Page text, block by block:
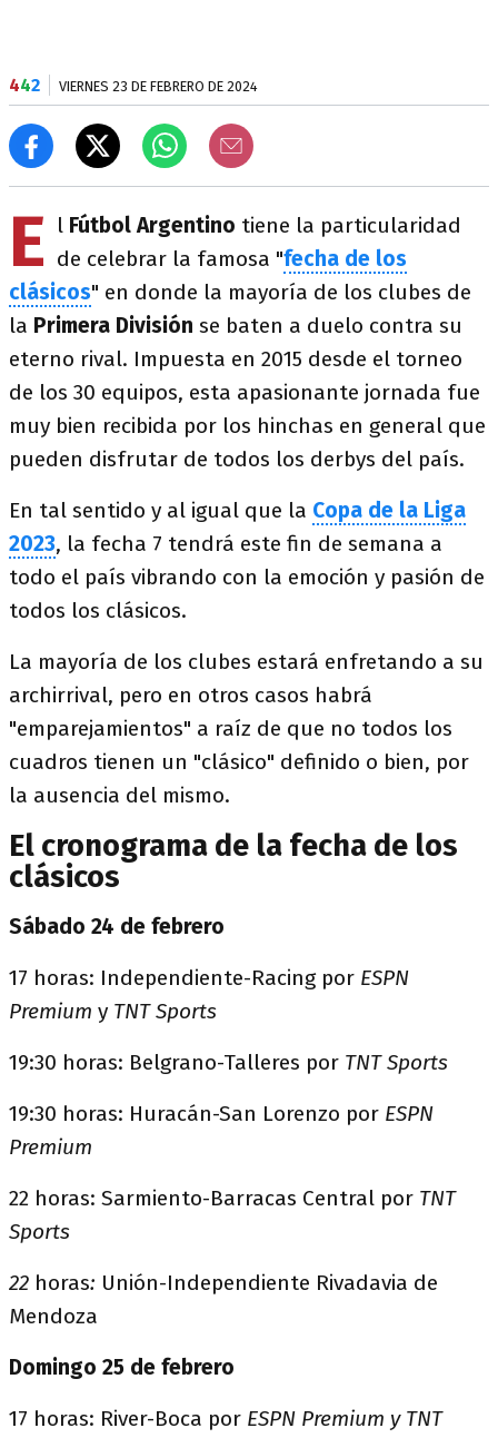
442 VIERNES 23 DE FEBRERO DE 2024
E l Fútbol Argentino tiene la particularidad
de celebrar la famosa "fecha de los
clásicos" en donde la mayoría de los clubes de
la Primera División se baten a duelo contra su
eterno rival. Impuesta en 2015 desde el torneo
de los 30 equipos, esta apasionante jornada fue
muy bien recibida por los hinchas en general que
pueden disfrutar de todos los derbys del país.
En tal sentido y al igual que la Copa de la Liga
2023, la fecha 7 tendrá este fin de semana a
todo el país vibrando con la emoción y pasión de
todos los clásicos.
La mayoría de los clubes estará enfretando a su
archirrival, pero en otros casos habrá
"emparejamientos" a raíz de que no todos los
cuadros tienen un "clásico" definido o bien, por
la ausencia del mismo.
El cronograma de la fecha de los
clásicos
Sábado 24 de febrero
17 horas: Independiente-Racing por ESPN
Premium y TNT Sports
19:30 horas: Belgrano-Talleres por TNT Sports
19:30 horas: Huracán-San Lorenzo por ESPN
Premium
22 horas: Sarmiento-Barracas Central por TNT
Sports
22 horas: Unión-Independiente Rivadavia de
Mendoza
Domingo 25 de febrero
17 horas: River-Boca por ESPN Premium y TNT